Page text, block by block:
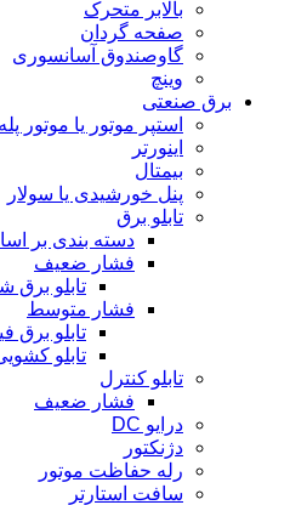
بالابر متحرک
صفحه گردان
گاوصندوق آسانسوری
وینچ
برق صنعتی
استپر موتور یا موتور
اینورتر
بیمتال
پنل خورشیدی یا سولار
تابلو برق
دسته بندی بر
فشار ضعیف
تابلو برق
فشار متوسط
تابلو برق
تابلو
تابلو کنترل
فشار ضعیف
درایو DC
دژنکتور
رله حفاظت موتور
سافت استارتر